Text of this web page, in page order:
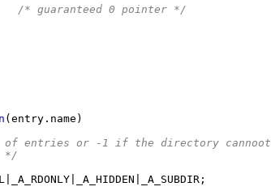
/* guaranteed 0 pointer */
of entries or -1 if the directory cannoot
*/